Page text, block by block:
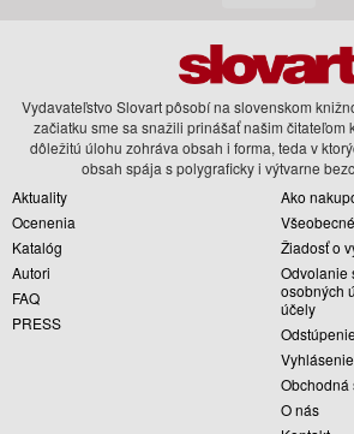
Vydavateľstvo Slovart pôsobí na slovenskom
začiatku sme sa snažili prinášať našim čitateľom
dôležitú úlohu zohráva obsah i forma, teda v
obsah spája s polygraficky i výtvarne
Aktuality
Ocenenia
Katalóg
Autori
FAQ
PRESS
Ako
Žiadosť o
Odvolanie
osobných
účely
Obchodná
O nás